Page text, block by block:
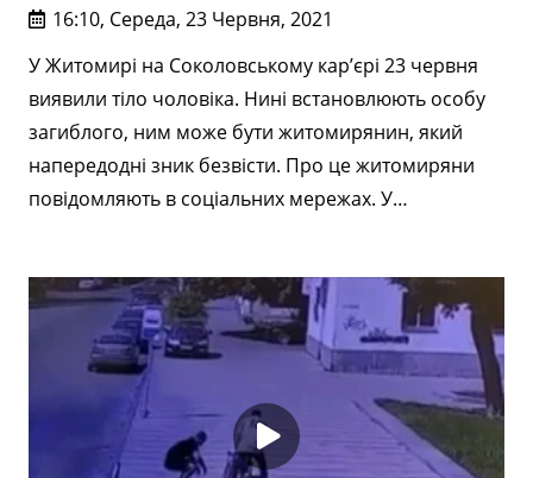
16:10, Середа, 23 Червня, 2021
У Житомирі на Соколовському кар’єрі 23 червня
виявили тіло чоловіка. Нині встановлюють особу
загиблого, ним може бути житомирянин, який
напередодні зник безвісти. Про це житомиряни
повідомляють в соціальних мережах. У…